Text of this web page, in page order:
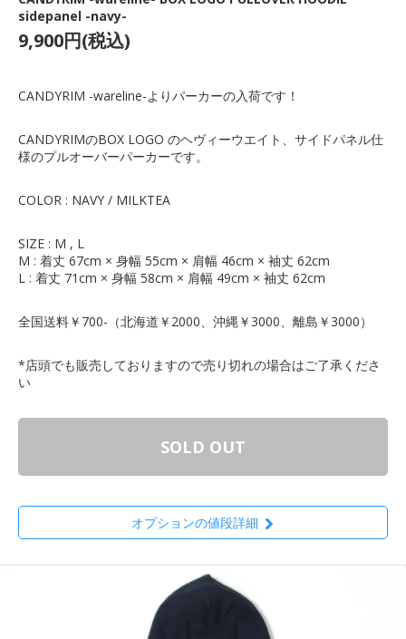
sidepanel -navy-
9,900円(税込)
CANDYRIM -wareline-よりパーカーの入荷です！
CANDYRIMのBOX LOGO のヘヴィーウエイト、サイドパネル仕
様のプルオーバーパーカーです。
COLOR : NAVY / MILKTEA
SIZE : M , L
M : 着丈 67cm × 身幅 55cm × 肩幅 46cm × 袖丈 62cm
L : 着丈 71cm × 身幅 58cm × 肩幅 49cm × 袖丈 62cm
全国送料￥700-（北海道￥2000、沖縄￥3000、離島￥3000）
*店頭でも販売しておりますので売り切れの場合はご了承くださ
い
SOLD OUT
オプションの値段詳細